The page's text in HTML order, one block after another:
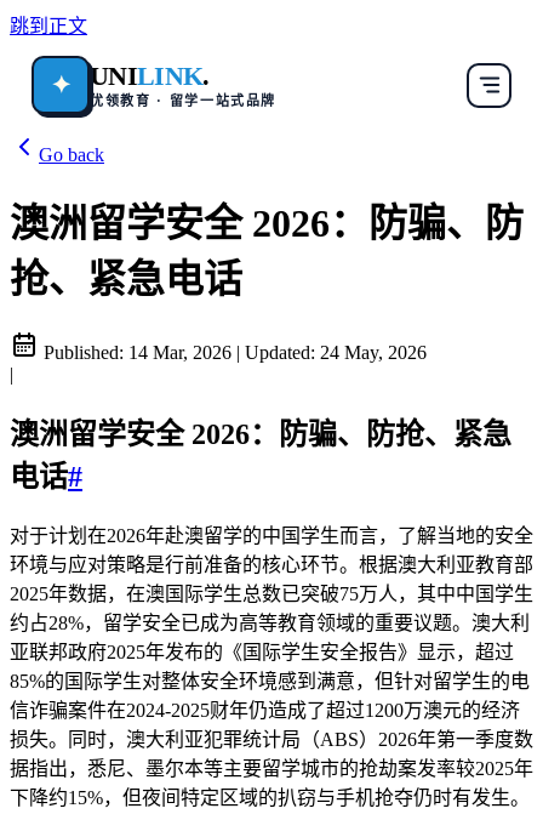
跳到正文
✦ UNILINK.
优领教育 · 留学一站式品牌
Go back
澳洲留学安全 2026：防骗、防
抢、紧急电话
Published: 14 Mar, 2026 | Updated: 24 May, 2026
|
澳洲留学安全 2026：防骗、防抢、紧急
电话#
对于计划在2026年赴澳留学的中国学生而言，了解当地的安全
环境与应对策略是行前准备的核心环节。根据澳大利亚教育部
2025年数据，在澳国际学生总数已突破75万人，其中中国学生
约占28%，留学安全已成为高等教育领域的重要议题。澳大利
亚联邦政府2025年发布的《国际学生安全报告》显示，超过
85%的国际学生对整体安全环境感到满意，但针对留学生的电
信诈骗案件在2024-2025财年仍造成了超过1200万澳元的经济
损失。同时，澳大利亚犯罪统计局（ABS）2026年第一季度数
据指出，悉尼、墨尔本等主要留学城市的抢劫案发率较2025年
下降约15%，但夜间特定区域的扒窃与手机抢夺仍时有发生。